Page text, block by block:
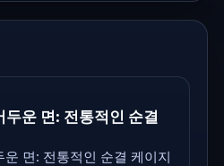
두운 면: 전통적인 순결
면: 전통적인 순결 케이지